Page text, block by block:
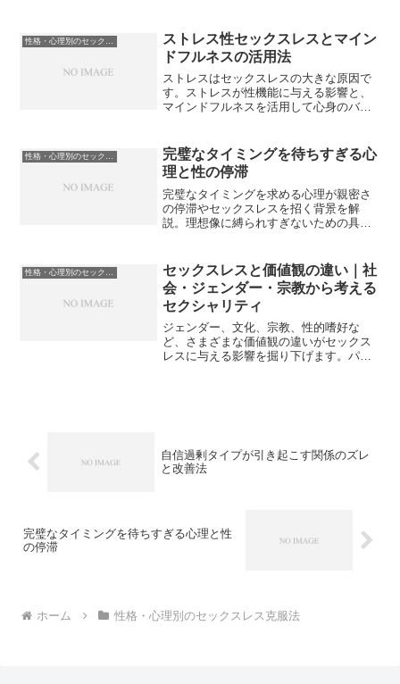
性格・心理別のセックスレス克服法
ストレス性セックスレスとマイン
ドフルネスの活用法
ストレスはセックスレスの大きな原因で
す。ストレスが性機能に与える影響と、
マインドフルネスを活用して心身のバラ
性格・心理別のセックスレス克服法
完璧なタイミングを待ちすぎる心
理と性の停滞
完璧なタイミングを求める心理が親密さ
の停滞やセックスレスを招く背景を解
説。理想像に縛られすぎないための具体
セックスレスと価値観の違い｜社
会・ジェンダー・宗教から考える
セクシャリティ
ジェンダー、文化、宗教、性的嗜好な
ど、さまざまな価値観の違いがセックス
レスに与える影響を掘り下げます。パー
自信過剰タイプが引き起こす関係のズレ
と改善法
完璧なタイミングを待ちすぎる心理と性
の停滞
ホーム 性格・心理別のセックスレス克服法